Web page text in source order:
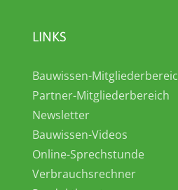
LINKS
Bauwissen-
Partner-Mitgliederbereich
Newsletter
Bauwissen-Videos
Online-Sprechstunde
Verbrauchsrechner